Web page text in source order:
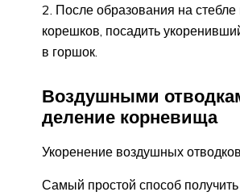
После образования на
корешков, посадить
в горшок.
Воздушными
деление корневища
Укоренение воздушных отводков
Самый простой способ